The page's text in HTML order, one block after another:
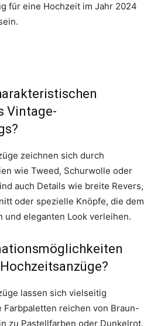
für eine Hochzeit im Jahr 2024
Vintage-
zeichnen sich durch
wie Tweed, Schurwolle oder
auch Details wie breite Revers,
oder spezielle Knöpfe, die dem
und eleganten Look verleihen.
lassen sich vielseitig
Farbpaletten reichen von Braun-
zu Pastellfarben oder Dunkelrot.